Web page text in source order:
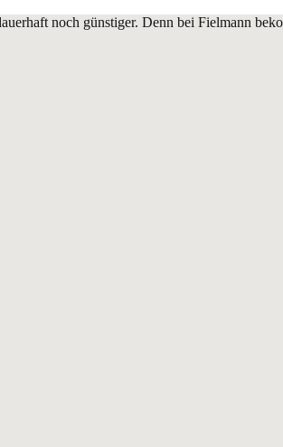
noch günstiger. Denn bei Fielmann